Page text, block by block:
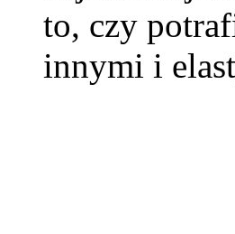
to, czy
innymi i